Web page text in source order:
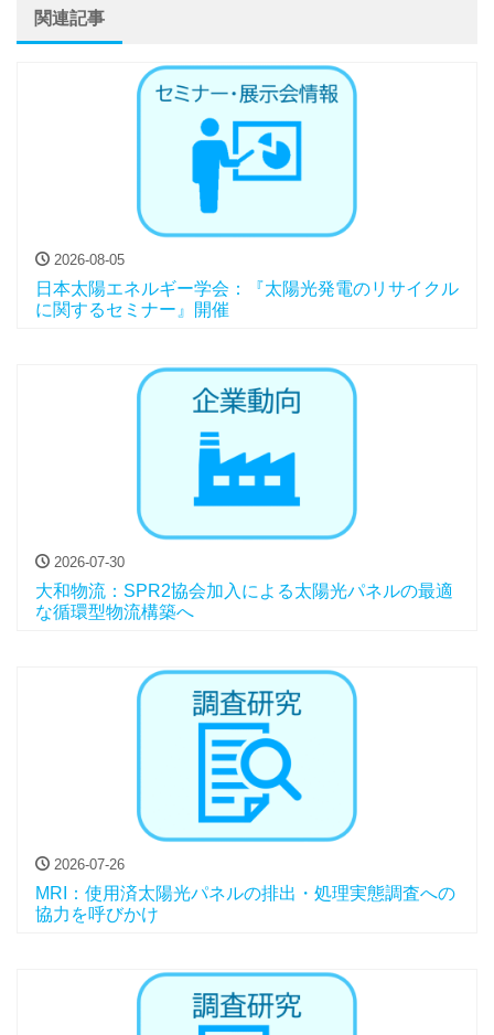
関連記事
2026-08-05
日本太陽エネルギー学会：『太陽光発電のリサイクル
に関するセミナー』開催
2026-07-30
大和物流：SPR2協会加入による太陽光パネルの最適
な循環型物流構築へ
2026-07-26
MRI：使用済太陽光パネルの排出・処理実態調査への
協力を呼びかけ